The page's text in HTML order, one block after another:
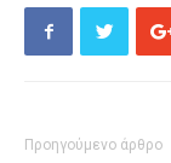
Προηγούμενο άρθρο